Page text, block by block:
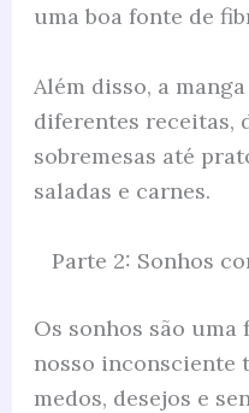
uma boa fonte de
Além disso, a
diferentes receitas,
sobremesas até
saladas e carnes.
Parte 2: Sonhos
Os sonhos são
nosso inconsciente
medos, desejos e